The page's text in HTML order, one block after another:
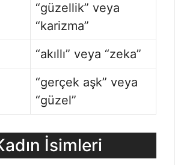
“güzellik” veya
“karizma”
“akıllı” veya “zeka”
“gerçek aşk” veya
“güzel”
İsimleri